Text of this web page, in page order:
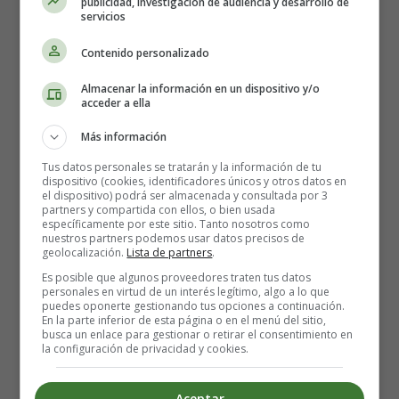
Una vez que el embarazo finalice una revisión por parte
del
es necesaria ya que si esta patología no
se trata puede ocasionar lesiones de los tejidos de unión
del hueso al diente y si la gravedad es extrema hay
riesgo de
Periodontitis en el embarazo
Lagingivitis no tratadapuede conducir a una
enfermedad más grave, laperiodontitis
periodontitis, las bacterias pueden propagarse por todo el
cuerpo y causar inflamación hasta la placenta. Si una
mujer embarazada sufre de periodontitis mal tratada,
existe el riesgo de unparto prematurocon un bebé de
bajo peso al nacer
. La periodontitis también puede
provocarpreeclampsia.
servicios
Contenido personalizado
Almacenar la información en un dispositivo y/o
acceder a ella
Más información
Tus datos personales se tratarán y la información de tu
dispositivo (cookies, identificadores únicos y otros datos en
el dispositivo) podrá ser almacenada y consultada por 3
partners y compartida con ellos, o bien usada
específicamente por este sitio. Tanto nosotros como
nuestros partners podemos usar datos precisos de
geolocalización. Lista de partners.
Es posible que algunos proveedores traten tus datos
personales en virtud de un interés legítimo, algo a lo que
puedes oponerte gestionando tus opciones a continuación.
En la parte inferior de esta página o en el menú del sitio,
busca un enlace para gestionar o retirar el consentimiento en
la configuración de privacidad y cookies.